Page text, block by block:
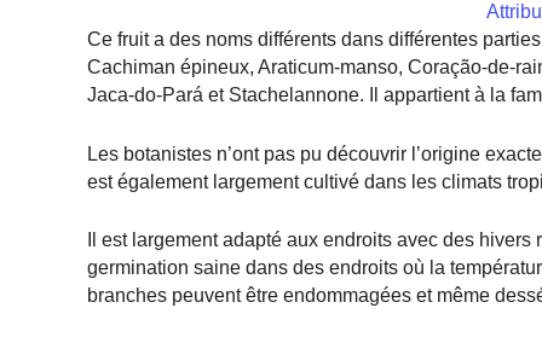
Ce fruit a des noms différents dans différentes
Cachiman épineux, Araticum-manso, Coração-de-
Jaca-do-Pará et Stachelannone. Il appartient à la
Les botanistes n’ont pas pu découvrir l’origine
est également largement cultivé dans les climats
Il est largement adapté aux endroits avec des
germination saine dans des endroits où la
branches peuvent être endommagées et même